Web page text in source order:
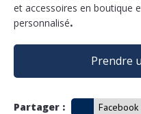
et accessoires en boutique
personnalisé.
Prendre
Partager : Facebook